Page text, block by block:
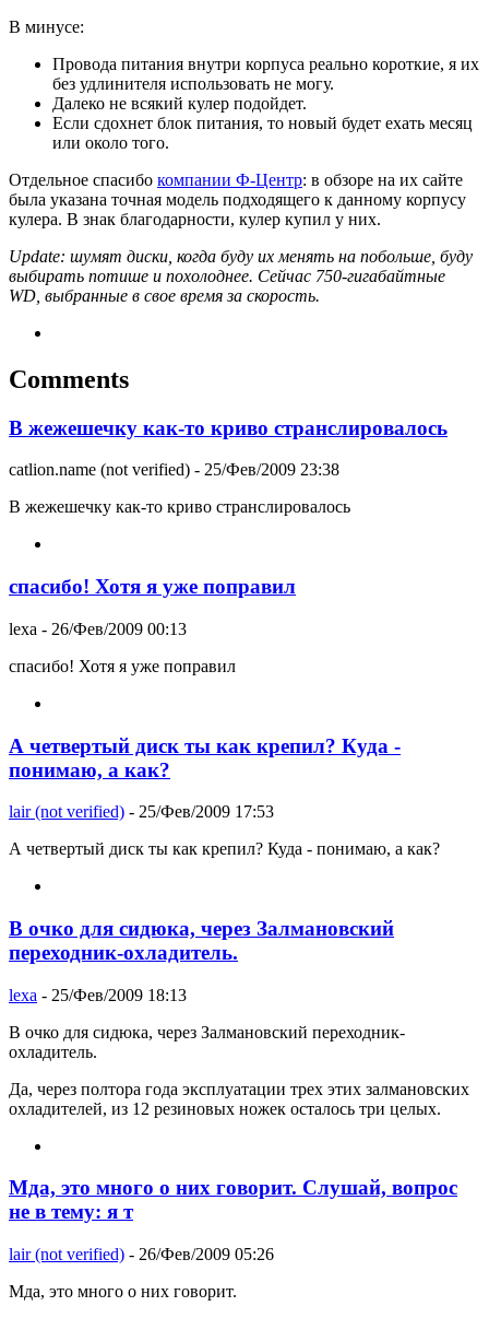
В минусе:
Провода питания внутри корпуса реально короткие, я их
без удлинителя использовать не могу.
Далеко не всякий кулер подойдет.
Если сдохнет блок питания, то новый будет ехать месяц
или около того.
Отдельное спасибо компании Ф-Центр: в обзоре на их сайте
была указана точная модель подходящего к данному корпусу
кулера. В знак благодарности, кулер купил у них.
Update: шумят диски, когда буду их менять на побольше, буду
выбирать потише и похолоднее. Сейчас 750-гигабайтные
WD, выбранные в свое время за скорость.
Comments
В жежешечку как-то криво странслировалось
catlion.name (not verified) - 25/Фев/2009 23:38
В жежешечку как-то криво странслировалось
спасибо! Хотя я уже поправил
lexa - 26/Фев/2009 00:13
спасибо! Хотя я уже поправил
А четвертый диск ты как крепил? Куда -
понимаю, а как?
lair (not verified) - 25/Фев/2009 17:53
А четвертый диск ты как крепил? Куда - понимаю, а как?
В очко для сидюка, через Залмановский
переходник-охладитель.
lexa - 25/Фев/2009 18:13
В очко для сидюка, через Залмановский переходник-
охладитель.
Да, через полтора года эксплуатации трех этих залмановских
охладителей, из 12 резиновых ножек осталось три целых.
Мда, это много о них говорит. Слушай, вопрос
не в тему: я т
lair (not verified) - 26/Фев/2009 05:26
Мда, это много о них говорит.